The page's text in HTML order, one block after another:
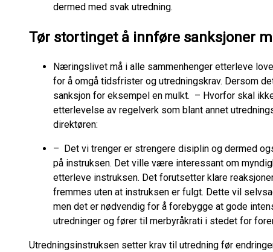
dermed med svak utredning.
Tør stortinget å innføre sanksjoner
Næringslivet må i alle sammenhenger etterleve
for å omgå tidsfrister og utredningskrav. Dersom
sanksjon for eksempel en mulkt. – Hvorfor skal
etterlevelse av regelverk som blant annet
direktøren:
– Det vi trenger er strengere disiplin og dermed
på instruksen. Det ville være interessant om
etterleve instruksen. Det forutsetter klare
fremmes uten at instruksen er fulgt. Dette vil
men det er nødvendig for å forebygge at gode
utredninger og fører til merbyråkrati i stedet for
Utredningsinstruksen setter krav til utredning før